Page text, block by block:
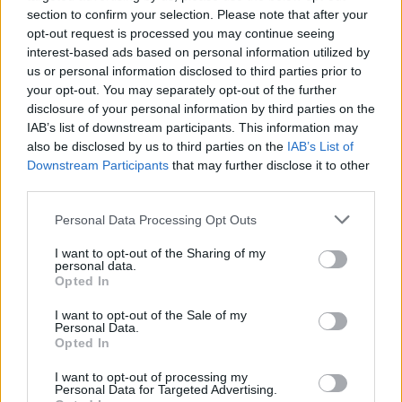
section to confirm your selection. Please note that after your
opt-out request is processed you may continue seeing
interest-based ads based on personal information utilized by
us or personal information disclosed to third parties prior to
your opt-out. You may separately opt-out of the further
disclosure of your personal information by third parties on the
IAB’s list of downstream participants. This information may
also be disclosed by us to third parties on the IAB’s List of
Downstream Participants that may further disclose it to other
Please note that this website/app uses one or more Google
not limited to your visit or usage behaviour. You may click to
grant or deny consent to Google and its third-party tags to
use your data for below specified purposes in below Google
consent section.
Personal Data Processing Opt Outs
I want to opt-out of the Sharing of my
personal data.
Opted In
I want to opt-out of the Sale of my
Personal Data.
Opted In
I want to opt-out of processing my
Personal Data for Targeted Advertising.
választják.
Ösztönző a kerekezőkre nézve az is, hogy, bár egy
forgalmas útszakaszról van szó, az ötvenes
álomhatárt ritkán tudják elérni itt a sofőrök.